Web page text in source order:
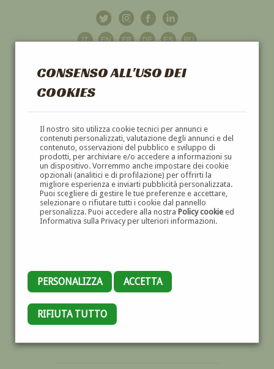
CONSENSO ALL'USO DEI
COOKIES
Il nostro sito utilizza cookie tecnici per annunci e
contenuti personalizzati, valutazione degli annunci e del
contenuto, osservazioni del pubblico e sviluppo di
prodotti, per archiviare e/o accedere a informazioni su
un dispositivo. Vorremmo anche impostare dei cookie
opzionali (analitici e di profilazione) per offrirti la
migliore esperienza e inviarti pubblicità personalizzata.
Puoi scegliere di gestire le tue preferenze e accettare,
selezionare o rifiutare tutti i cookie dal pannello
personalizza. Puoi accedere alla nostra Policy cookieed
Informativa sulla Privacy per ulteriori informazioni.
PERSONALIZZA ACCETTA
RIFIUTA TUTTO
GALLERIAD'ARTE
DIPINTI E SCULTURE '800 E '900